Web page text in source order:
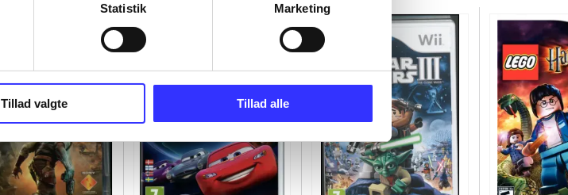
Statistik Marketing
Tillad valgte Tillad alle